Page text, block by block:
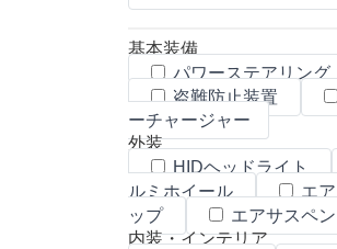
基本装備
パワーステアリング
盗難防止装置
ーチャージャー
外装
HIDヘッドライト
ルミホイール
エ
ップ
エアサスペ
内装・インテリア